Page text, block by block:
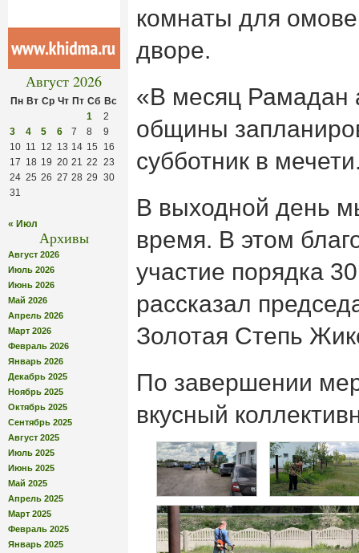
Август 2026
Пн Вт Ср Чт Пт Сб Вс
1
2
3
4 5 6 7 8
9
10 11 12 13 14 15
16
17 18 19 20 21 22 23
24 25 26 27 28 29 30
31
« Июл
Архивы
Август 2026
Июль 2026
Июнь 2026
Май 2026
Апрель 2026
Март 2026
Февраль 2026
Январь 2026
Декабрь 2025
Ноябрь 2025
Октябрь 2025
Сентябрь 2025
Август 2025
Июль 2025
Июнь 2025
Май 2025
Апрель 2025
Март 2025
Февраль 2025
Январь 2025
комнаты для
дворе.
«В месяц Рамадан
общины
субботник в
В выходной день
время. В этом
участие порядка
рассказал
Золотая Степь
По завершении
вкусный